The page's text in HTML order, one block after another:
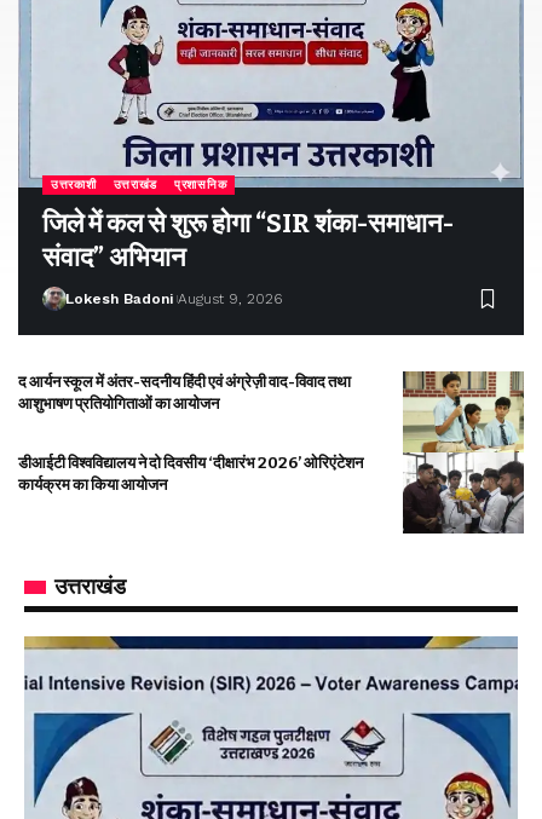
उत्तरकाशी उत्तराखंड प्रशासनिक
जिले में कल से शुरू होगा “SIR शंका-समाधान-
संवाद” अभियान
Lokesh Badoni August 9, 2026
द आर्यन स्कूल में अंतर-सदनीय हिंदी एवं अंग्रेज़ी वाद-विवाद तथा
आशुभाषण प्रतियोगिताओं का आयोजन
डीआईटी विश्वविद्यालय ने दो दिवसीय ‘दीक्षारंभ 2026’ ओरिएंटेशन
कार्यक्रम का किया आयोजन
उत्तराखंड